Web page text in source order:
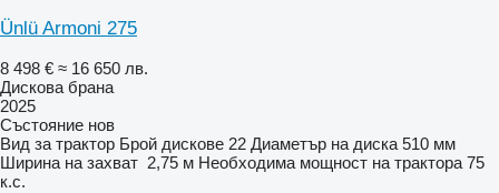
Ünlü Armoni 275
8 498 € ≈ 16 650 лв.
Дискова брана
2025
Състояние нов
Вид за трактор Брой дискове 22 Диаметър на диска 510 мм
Ширина на захват 2,75 м Необходима мощност на трактора 75
к.с.